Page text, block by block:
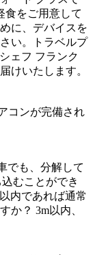
食をご用意して
に、デバイスを
い。トラベルプ
ェフ フランク
けいたします。
コンが完備され
でも、分解して
むことができ
内であれば通常
か？ 3m以内、